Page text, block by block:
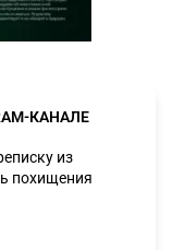
КАНАЛЕ
из
похищения